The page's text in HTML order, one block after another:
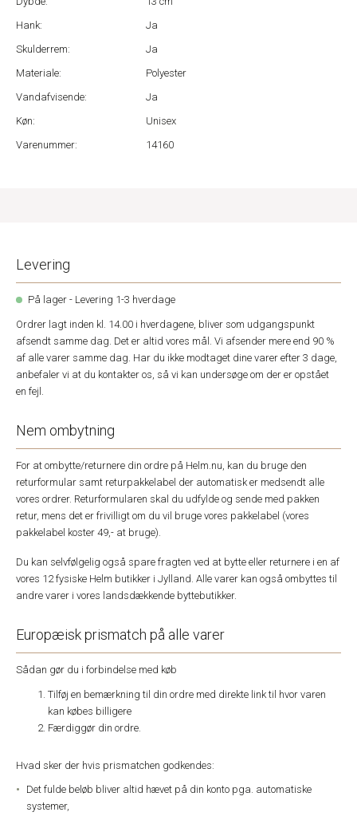
Hank:
Ja
Skulderrem:
Ja
Materiale:
Polyester
Vandafvisende:
Ja
Køn:
Unisex
Varenummer:
14160
Levering
På lager - Levering 1-3 hverdage
Ordrer lagt inden kl. 14.00 i hverdagene, bliver som udgangspunkt
afsendt samme dag. Det er altid vores mål. Vi afsender mere end 90 %
af alle varer samme dag. Har du ikke modtaget dine varer efter 3 dage,
anbefaler vi at du kontakter os, så vi kan undersøge om der er opstået
en fejl.
Nem ombytning
For at ombytte/returnere din ordre på Helm.nu, kan du bruge den
returformular samt returpakkelabel der automatisk er medsendt alle
vores ordrer. Returformularen skal du udfylde og sende med pakken
retur, mens det er frivilligt om du vil bruge vores pakkelabel (vores
pakkelabel koster 49,- at bruge).
Du kan selvfølgelig også spare fragten ved at bytte eller returnere i en af
vores 12 fysiske Helm butikker i Jylland. Alle varer kan også ombyttes til
andre varer i vores landsdækkende byttebutikker.
Europæisk prismatch på alle varer
Sådan gør du i forbindelse med køb
Tilføj en bemærkning til din ordre med direkte link til hvor varen
kan købes billigere
Færdiggør din ordre.
Hvad sker der hvis prismatchen godkendes:
Det fulde beløb bliver altid hævet på din konto pga. automatiske
systemer,